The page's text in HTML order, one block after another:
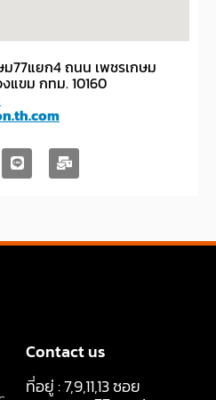
ษม77แยก4 ถนน เพชรเกษม
แขม กทม. 10160
Contact us
ที่อยู่ : 7,9,11,13 ซอย